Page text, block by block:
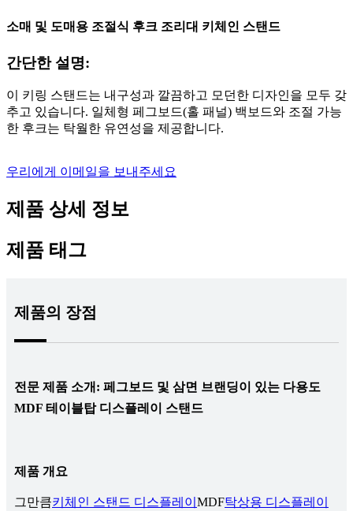
소매 및 도매용 조절식 후크 조리대 키체인 스탠드
간단한 설명:
이 키링 스탠드는 내구성과 깔끔하고 모던한 디자인을 모두 갖
추고 있습니다. 일체형 페그보드(홀 패널) 백보드와 조절 가능
한 후크는 탁월한 유연성을 제공합니다.
우리에게 이메일을 보내주세요
제품 상세 정보
제품 태그
제품의 장점
전문 제품 소개: 페그보드 및 삼면 브랜딩이 있는 다용도
MDF 테이블탑 디스플레이 스탠드
제품 개요
그만큼키체인 스탠드 디스플레이 MDF탁상용 디스플레이